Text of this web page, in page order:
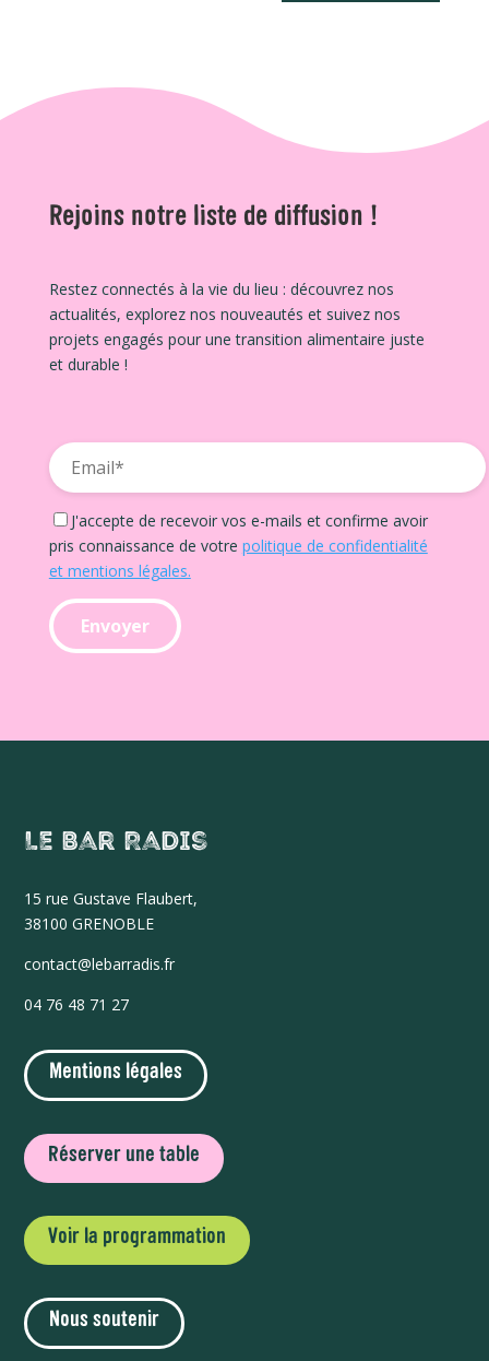
Rejoins notre liste de diffusion !
Restez connectés à la vie du lieu : découvrez nos
actualités, explorez nos nouveautés et suivez nos
projets engagés pour une transition alimentaire juste
et durable !
J'accepte de recevoir vos e-mails et confirme avoir
pris connaissance de votre politique de confidentialité
et mentions légales.
Le Bar Radis
15 rue Gustave Flaubert,
38100 GRENOBLE
contact@lebarradis.fr
04 76 48 71 27
Mentions légales
Réserver une table
Voir la programmation
Nous soutenir